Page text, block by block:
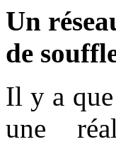
Un
de
Il y a
une